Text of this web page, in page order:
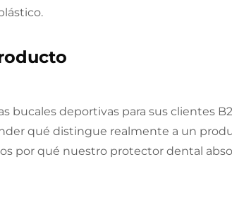
bucales deportivas para sus clientes
qué distingue realmente a un
por qué nuestro protector dental